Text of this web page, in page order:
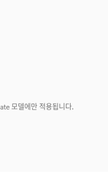
모델에만 적용됩니다.